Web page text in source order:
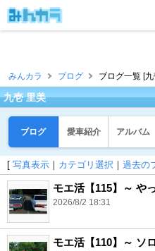
みんカラ ブログ ブログ一覧 [
九壱 里美
ブログ 愛車紹介 アルバム
[ 写真表示 ｜ カテゴリ選択 ｜ 過去の
モエ活【115】～ や
2026/8/2 18:31
モエ活【110】～ ソ